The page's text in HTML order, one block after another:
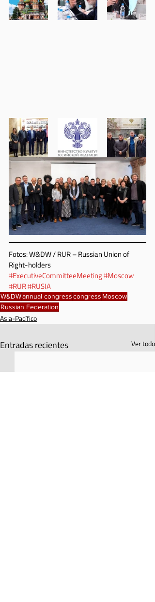
Fotos: W&DW / RUR – Russian Union of
Right-holders
#ExecutiveCommitteeMeeting#Moscow
#RUR#RUSIA
W&DWannual congresscongress Moscow
Russian Federation
Asia-Pacífico
Entradas recientes Ver todo